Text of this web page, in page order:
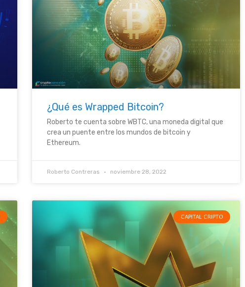
¿Qué es Wrapped Bitcoin?
Roberto te cuenta sobre WBTC, una moneda digital que
crea un puente entre los mundos de bitcoin y
Ethereum.
Roberto Contreras noviembre 28, 2022
CAPITAL CRIPTO